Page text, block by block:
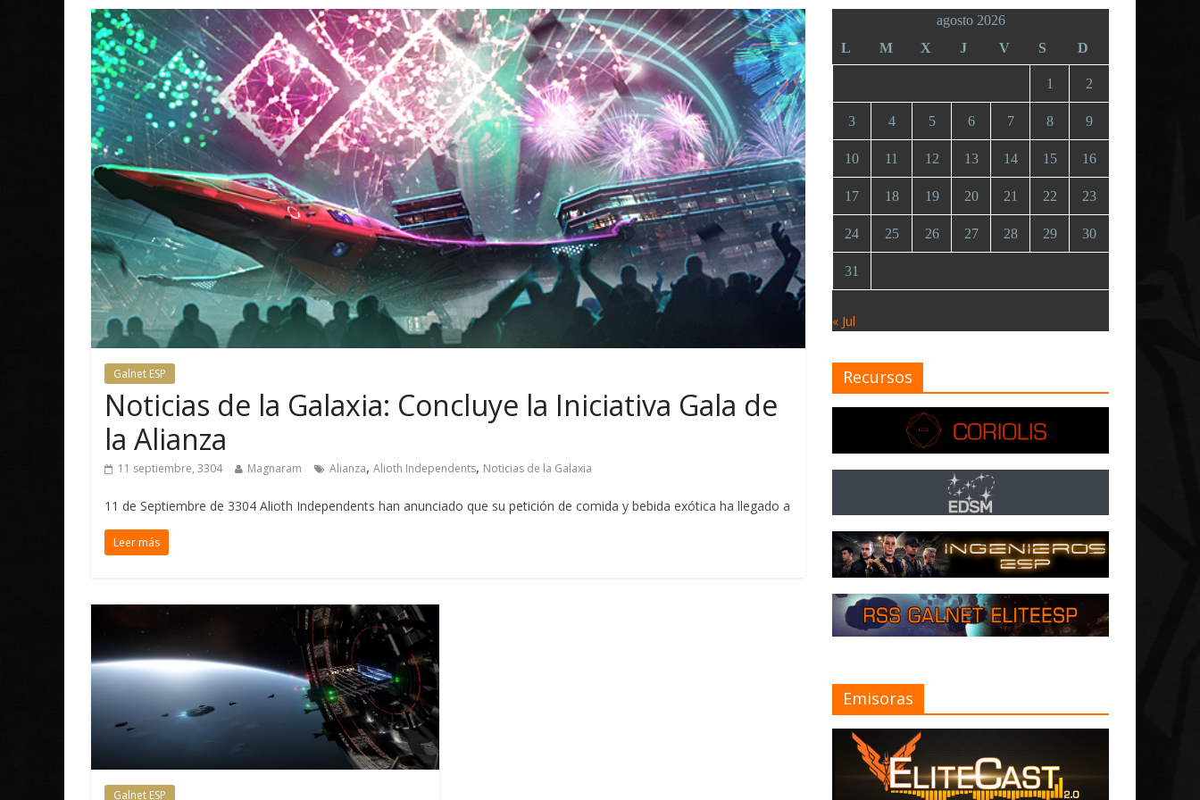
Galnet ESP
Noticias de la Galaxia: Concluye la Iniciativa Gala de
la Alianza
11 septiembre, 3304 Magnaram Alianza, Alioth Independents, Noticias de la Galaxia
11 de Septiembre de 3304 Alioth Independents han anunciado que su petición de comida y bebida exótica ha llegado a
Leer más
Galnet ESP
agosto 2026
L
M X J V S D
1 2
3 4 5 6 7 8 9
10 11 12 13 14 15 16
17 18 19 20 21 22 23
24 25 26 27 28 29 30
31
« Jul
Recursos
Emisoras